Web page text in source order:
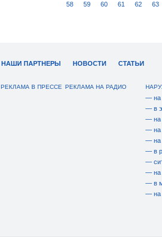
58 59 60 61 62 63
НАШИ ПАРТНЕРЫ НОВОСТИ СТАТЬИ
РЕКЛАМА В ПРЕССЕ РЕКЛАМА НА РАДИО
— на
— в
— на
— на
— на
— в
—
— на
— в
— на